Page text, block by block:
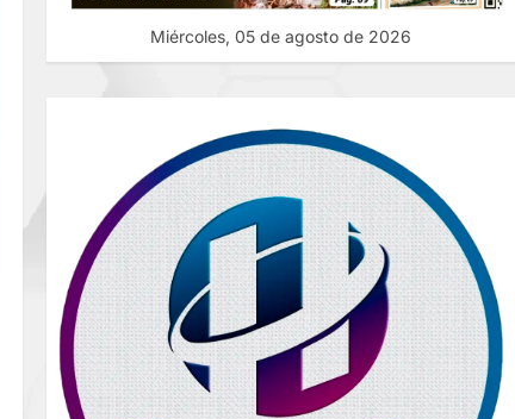
Miércoles, 05 de agosto de 2026